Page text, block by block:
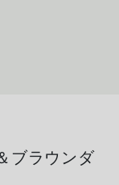
ブラウンダ